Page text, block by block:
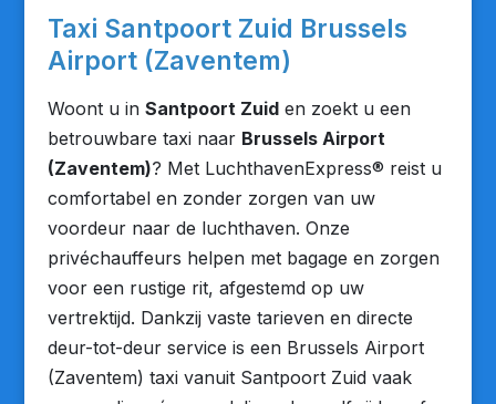
Taxi Santpoort Zuid Brussels
Airport (Zaventem)
Woont u in Santpoort Zuiden zoekt u een
betrouwbare taxi naar Brussels Airport
(Zaventem)? Met LuchthavenExpress® reist u
comfortabel en zonder zorgen van uw
voordeur naar de luchthaven. Onze
privéchauffeurs helpen met bagage en zorgen
voor een rustige rit, afgestemd op uw
vertrektijd. Dankzij vaste tarieven en directe
deur-tot-deur service is een Brussels Airport
(Zaventem) taxi vanuit Santpoort Zuid vaak